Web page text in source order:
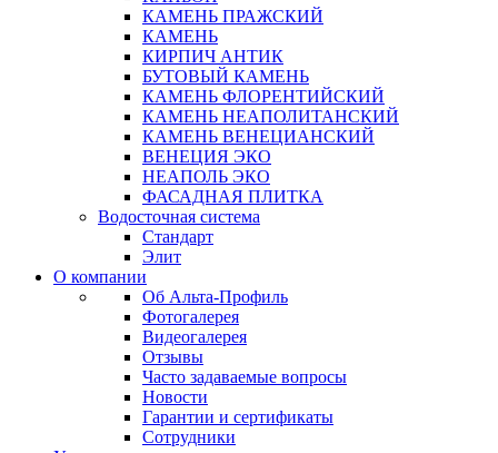
КАМЕНЬ ПРАЖСКИЙ
КАМЕНЬ
КИРПИЧ АНТИК
БУТОВЫЙ КАМЕНЬ
КАМЕНЬ ФЛОРЕНТИЙСКИЙ
КАМЕНЬ НЕАПОЛИТАНСКИЙ
КАМЕНЬ ВЕНЕЦИАНСКИЙ
ВЕНЕЦИЯ ЭКО
НЕАПОЛЬ ЭКО
ФАСАДНАЯ ПЛИТКА
Водосточная система
Стандарт
Элит
О компании
Об Альта-Профиль
Фотогалерея
Видеогалерея
Отзывы
Часто задаваемые вопросы
Новости
Гарантии и сертификаты
Сотрудники